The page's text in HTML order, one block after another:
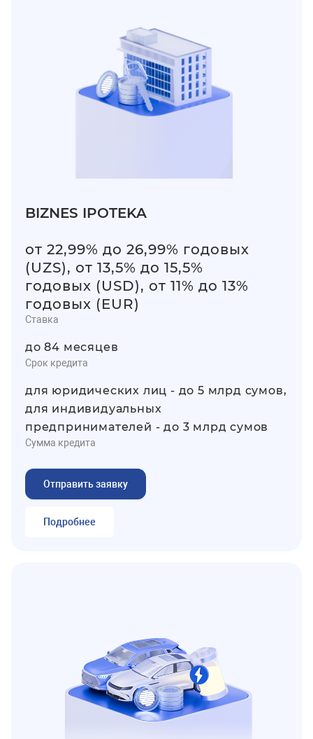
BIZNES IPOTEKA
от 22,99% до 26,99% годовых
(UZS), от 13,5% до 15,5%
годовых (USD), от 11% до 13%
годовых (EUR)
Ставка
до 84 месяцев
Срок кредита
для юридических лиц - до 5 млрд сумов,
для индивидуальных
предпринимателей - до 3 млрд сумов
Сумма кредита
Отправить заявку
Подробнее